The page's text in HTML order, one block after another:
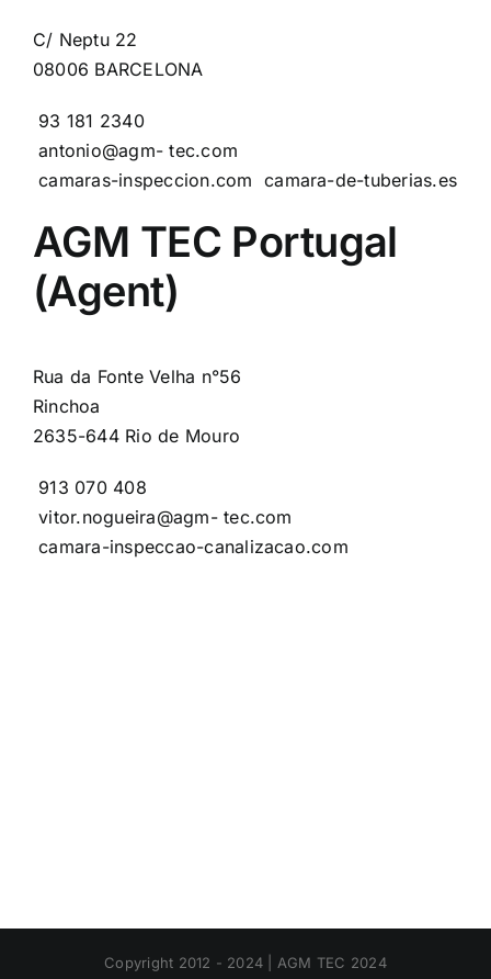
C/ Neptu 22
08006 BARCELONA
93 181 2340
antonio@agm- tec.com
camaras-inspeccion.com
camara-de-tuberias.es
AGM TEC Portugal
(Agent)
Rua da Fonte Velha n°56
Rinchoa
2635-644 Rio de Mouro
913 070 408
vitor.nogueira@agm- tec.com
camara-inspeccao-canalizacao.com
Copyright 2012 - 2024 | AGM TEC 2024